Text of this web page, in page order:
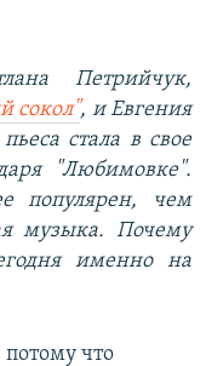
Петрийчук,
сокол", и Евгения
стала в свое
"Любимовке".
популярен, чем
музыка. Почему
именно на
потому что